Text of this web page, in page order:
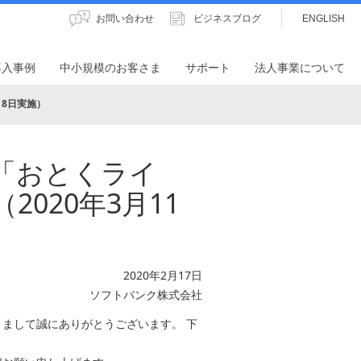
お問い合わせ ビジネスブログ ENGLISH
事例 中小規模のお客さま サポート 法人事業について
実施）
おとくライ
2020年3月11
2020年2月17日
ソフトバンク株式会社
して誠にありがとうございます。 下